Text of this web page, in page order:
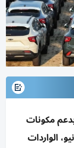
في يوليو +23% بدعم مكونات
الواردات